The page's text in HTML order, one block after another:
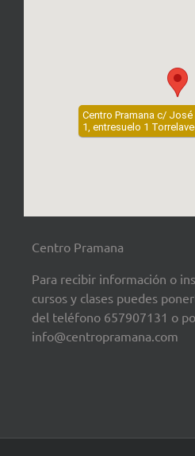
Centro Pramana c/ José
1, entresuelo 1
Centro Pramana
Para recibir información o
cursos y clases puedes
del teléfono 657907131 o
info@centropramana.com